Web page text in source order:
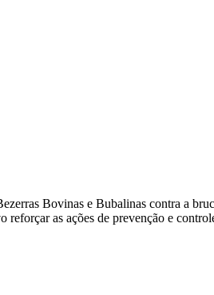
Bovinas e Bubalinas contra a
as ações de prevenção e